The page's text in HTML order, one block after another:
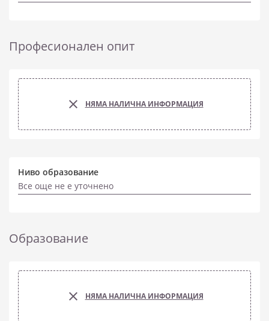
Професионален опит
НЯМА НАЛИЧНА ИНФОРМАЦИЯ
Ниво образование
Все още не е уточнено
Образование
НЯМА НАЛИЧНА ИНФОРМАЦИЯ